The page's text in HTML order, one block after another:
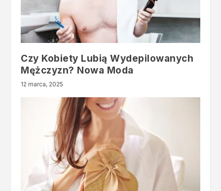
Czy Kobiety Lubią Wydepilowanych
Mężczyzn? Nowa Moda
12 marca, 2025